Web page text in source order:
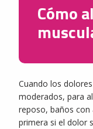
Cómo
Cuando los
moderados, para
reposo, baños con
primera si el dolor